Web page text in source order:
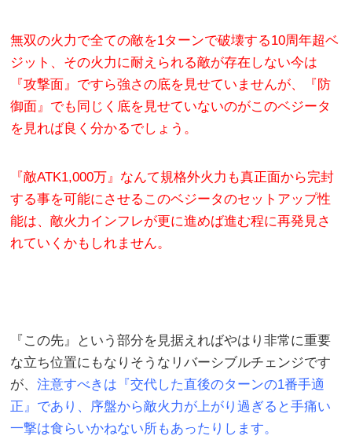
無双の火力で全ての敵を1ターンで破壊する10周年超ベ
ジット、その火力に耐えられる敵が存在しない今は
『攻撃面』ですら強さの底を見せていませんが、『防
御面』でも同じく底を見せていないのがこのベジータ
を見れば良く分かるでしょう。
『敵ATK1,000万』なんて規格外火力も真正面から完封
する事を可能にさせるこのベジータのセットアップ性
能は、敵火力インフレが更に進めば進む程に再発見さ
れていくかもしれません。
『この先』という部分を見据えればやはり非常に重要
な立ち位置にもなりそうなリバーシブルチェンジです
が、注意すべきは『交代した直後のターンの1番手適
正』であり、序盤から敵火力が上がり過ぎると手痛い
一撃は食らいかねない所もあったりします。